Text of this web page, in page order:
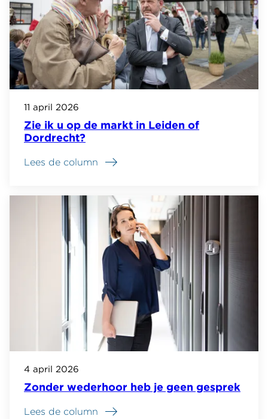
Zie ik u op de markt in Leiden of
Dordrecht?
11 april 2026
Lees de column
Zonder wederhoor heb je geen gesprek
4 april 2026
Lees de column